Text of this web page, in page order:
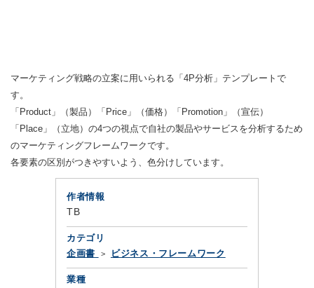
マーケティング戦略の立案に用いられる「4P分析」テンプレートで
す。
「Product」（製品）「Price」（価格）「Promotion」（宣伝）
「Place」（立地）の4つの視点で自社の製品やサービスを分析するため
のマーケティングフレームワークです。
各要素の区別がつきやすいよう、色分けしています。
作者情報
TB
カテゴリ
企画書
ビジネス・フレームワーク
業種